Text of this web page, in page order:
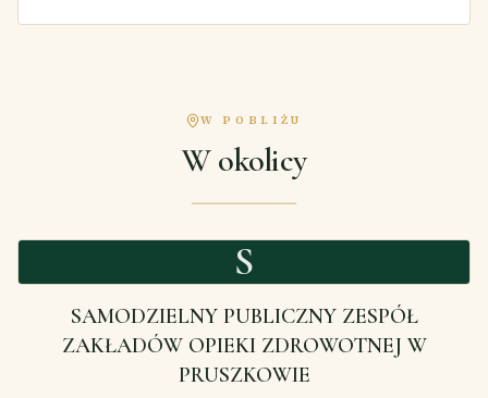
W POBLIŻU
W okolicy
S
SAMODZIELNY PUBLICZNY ZESPÓŁ
ZAKŁADÓW OPIEKI ZDROWOTNEJ W
PRUSZKOWIE